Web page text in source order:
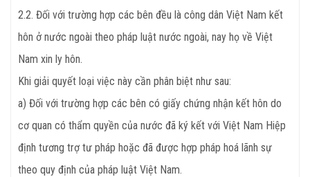
2.2. Đối với trường hợp các bên đều là công dân Việt Nam kết
hôn ở nước ngoài theo pháp luật nước ngoài, nay họ về Việt
Nam xin ly hôn.
Khi giải quyết loại việc này cần phân biệt như sau:
a) Đối với trường hợp các bên có giấy chứng nhận kết hôn do
cơ quan có thẩm quyền của nước đã ký kết với Việt Nam Hiệp
định tương trợ tư pháp hoặc đã được hợp pháp hoá lãnh sự
theo quy định của pháp luật Việt Nam.